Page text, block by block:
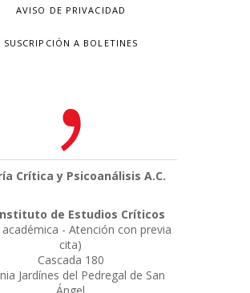
AVISO DE PRIVACIDAD
SUSCRIPCIÓN A BOLETINES
Crítica y Psicoanálisis A.C.
de Estudios Críticos
académica - Atención con previa
cita)
Cascada 180
Jardínes del Pedregal de San